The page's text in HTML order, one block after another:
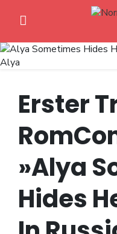
Home
Anime News
Spiele News
Erster
»Alya
Hides